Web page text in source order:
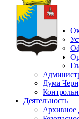
Дума
Деятельность
Архивное